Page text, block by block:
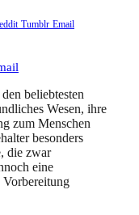
Tumblr Email
beliebtesten
Wesen, ihre
zum Menschen
besonders
die zwar
eine